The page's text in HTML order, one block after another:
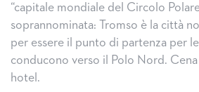
“capitale mondiale del Circolo
soprannominata: Tromso è la città
per essere il punto di partenza per
conducono verso il Polo Nord.
hotel.